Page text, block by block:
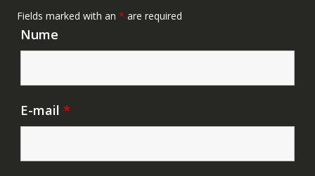
Fields marked with an * are required
Nume
E-mail *